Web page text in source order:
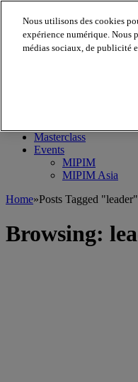
Masterclass
Events
MIPIM
MIPIM Asia
Home»Posts Tagged "leader"
Browsing:
Nous utilisons des cookies
expérience numérique. Nous
médias sociaux, de publicité